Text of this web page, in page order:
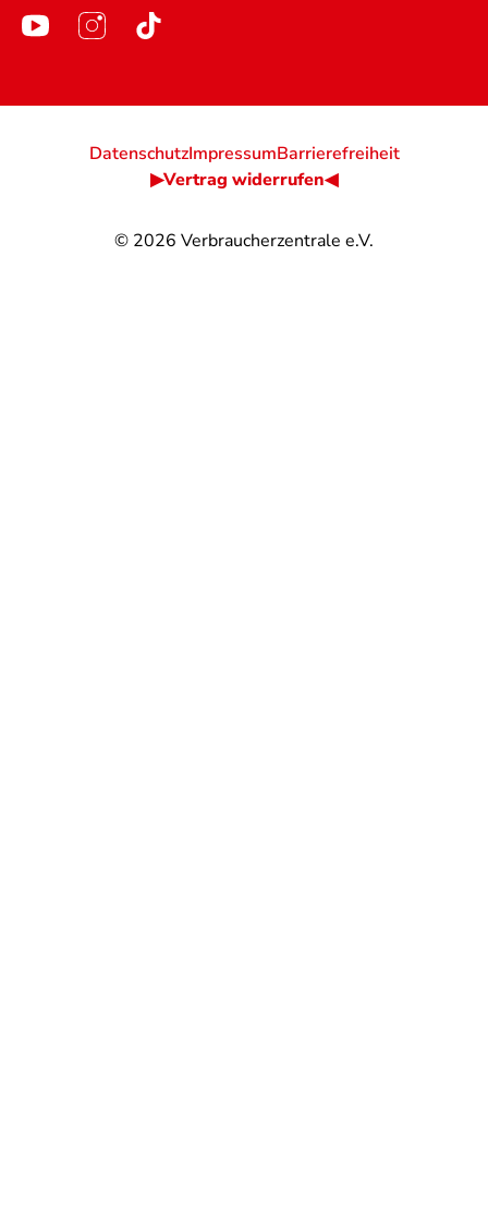
© 2026 Verbraucherzentrale e.V.
DatenschutzImpressumBarrierefreiheit
▶Vertrag widerrufen◀